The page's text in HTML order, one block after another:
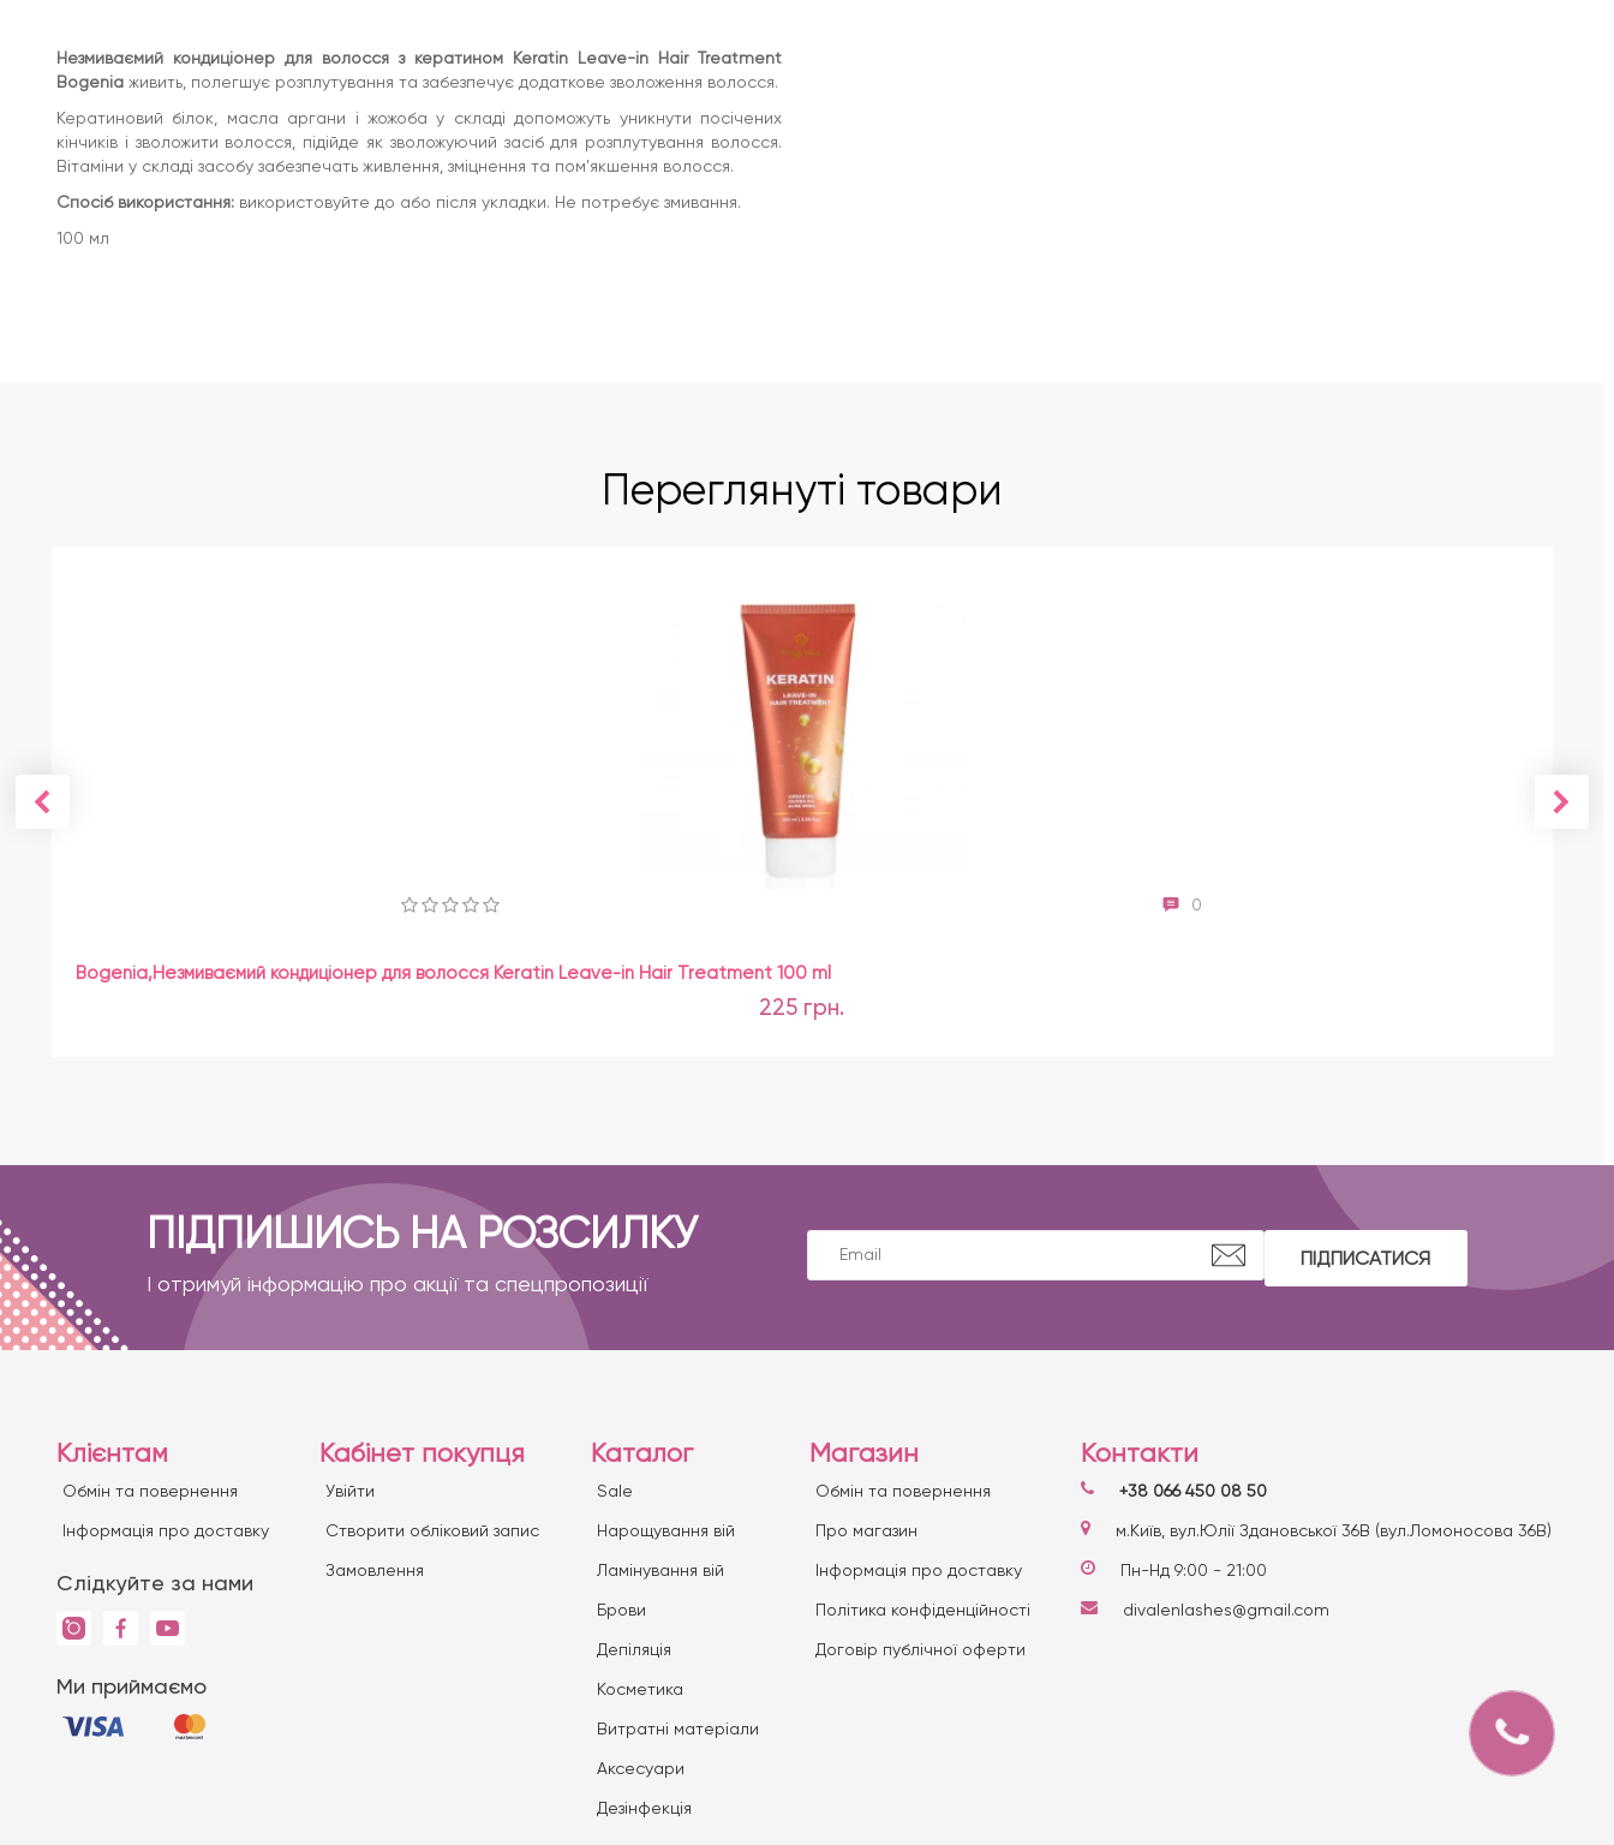
Незмиваємий кондиціонер для волосся з кератином Keratin Leave-in Hair Treatment
Bogenia живить, полегшує розплутування та забезпечує додаткове зволоження волосся.
Кератиновий білок, масла аргани і жожоба у складі допоможуть уникнути посічених
кінчиків і зволожити волосся, підійде як зволожуючий засіб для розплутування волосся.
Вітаміни у складі засобу забезпечать живлення, зміцнення та пом'якшення волосся.
Спосіб використання: використовуйте до або після укладки. Не потребує змивання.
100 мл
Переглянуті товари
0
Bogenia,Незмиваємий кондиціонер для волосся Keratin Leave-in Hair Treatment 100 ml
225 грн.
ПІДПИШИСЬ НА РОЗСИЛКУ
І отримуй інформацію про акції та спецпропозиції
ПІДПИСАТИСЯ
Клієнтам
Обмін та повернення
Iнформація про доставку
Слідкуйте за нами
Ми приймаємо
Кабінет покупця
Увійти
Створити обліковий запис
Замовлення
Каталог
Sale
Нарощування вій
Ламінування вій
Брови
Депіляція
Косметика
Витратні матеріали
Аксесуари
Дезінфекція
Магазин
Обмін та повернення
Про магазин
Iнформація про доставку
Політика конфіденційності
Договір публічної оферти
Контакти
+38 066 450 08 50
м.Київ, вул.Юлії Здановської 36В (вул.Ломоносова 36В)
Пн-Нд 9:00 - 21:00
divalenlashes@gmail.com